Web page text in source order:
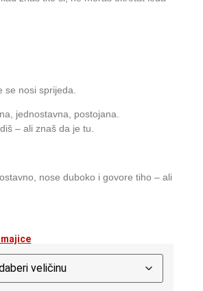
se nosi sprijeda.
jednostavna, postojana.
– ali znaš da je tu.
nose duboko i govore tiho – ali